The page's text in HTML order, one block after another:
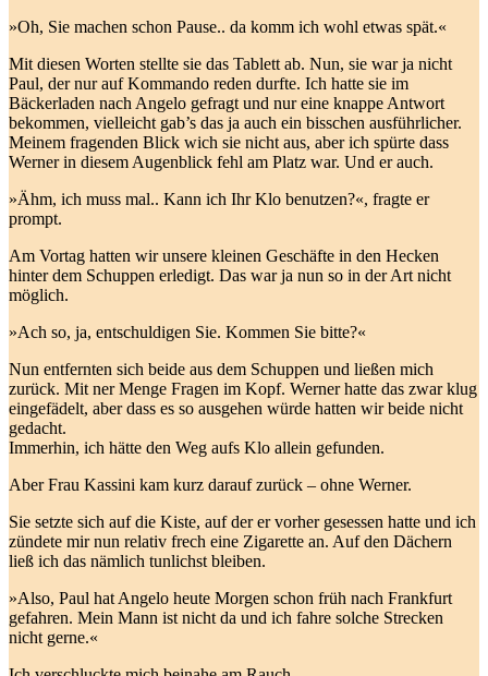
»Oh, Sie machen schon Pause.. da komm ich wohl etwas spät.«
Mit diesen Worten stellte sie das Tablett ab. Nun, sie war ja nicht
Paul, der nur auf Kommando reden durfte. Ich hatte sie im
Bäckerladen nach Angelo gefragt und nur eine knappe Antwort
bekommen, vielleicht gab’s das ja auch ein bisschen ausführlicher.
Meinem fragenden Blick wich sie nicht aus, aber ich spürte dass
Werner in diesem Augenblick fehl am Platz war. Und er auch.
»Ähm, ich muss mal.. Kann ich Ihr Klo benutzen?«, fragte er
prompt.
Am Vortag hatten wir unsere kleinen Geschäfte in den Hecken
hinter dem Schuppen erledigt. Das war ja nun so in der Art nicht
möglich.
»Ach so, ja, entschuldigen Sie. Kommen Sie bitte?«
Nun entfernten sich beide aus dem Schuppen und ließen mich
zurück. Mit ner Menge Fragen im Kopf. Werner hatte das zwar klug
eingefädelt, aber dass es so ausgehen würde hatten wir beide nicht
gedacht.
Immerhin, ich hätte den Weg aufs Klo allein gefunden.
Aber Frau Kassini kam kurz darauf zurück – ohne Werner.
Sie setzte sich auf die Kiste, auf der er vorher gesessen hatte und ich
zündete mir nun relativ frech eine Zigarette an. Auf den Dächern
ließ ich das nämlich tunlichst bleiben.
»Also, Paul hat Angelo heute Morgen schon früh nach Frankfurt
gefahren. Mein Mann ist nicht da und ich fahre solche Strecken
nicht gerne.«